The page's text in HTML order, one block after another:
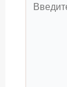
здесь...